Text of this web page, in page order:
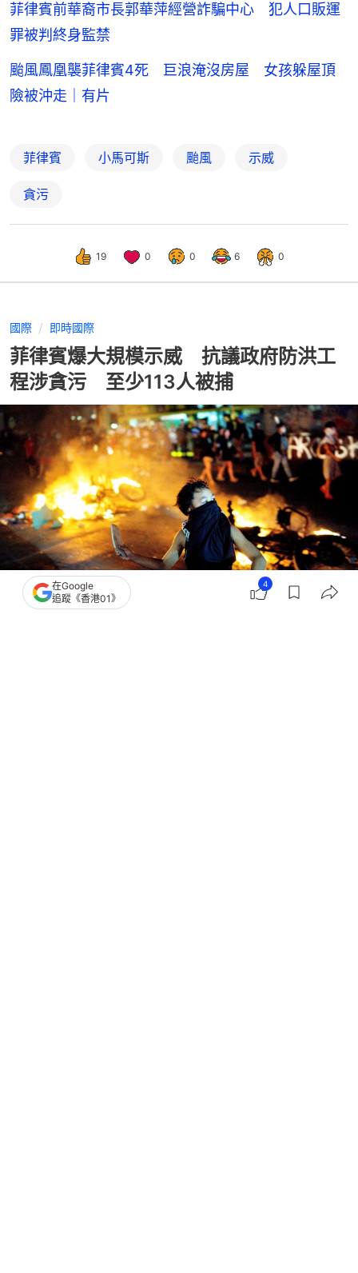
菲律賓前華裔市長郭華萍經營詐騙中心 犯人口販運
罪被判終身監禁
颱風鳳凰襲菲律賓4死 巨浪淹沒房屋 女孩躲屋頂
險被沖走｜有片
菲律賓 小馬可斯 颱風 示威
貪污
19 0 0 6 0
國際 即時國際
菲律賓爆大規模示威 抗議政府防洪工
程涉貪污 至少113人被捕
撰文：劉耀洋
在Google
追蹤《香港01》
4